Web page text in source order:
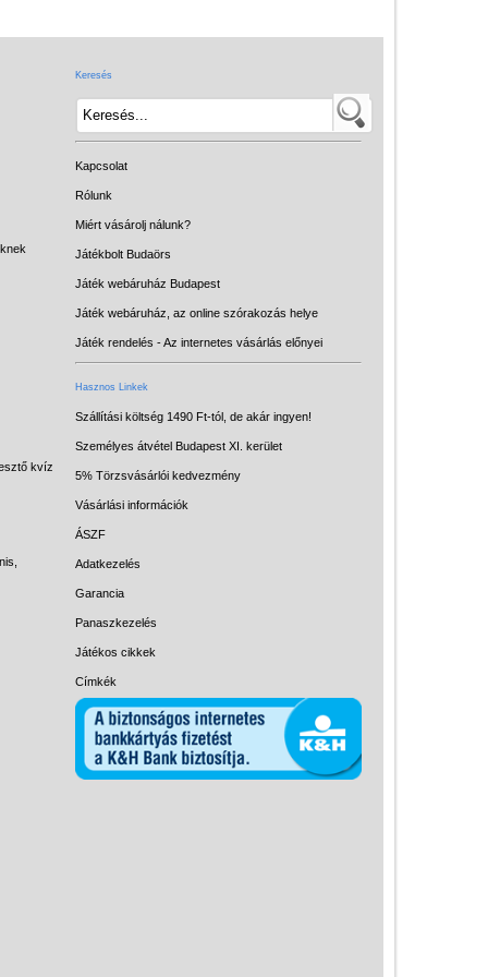
kvíz
Keresés
Kapcsolat
Rólunk
Miért vásárolj nálunk?
Játékbolt Budaörs
Játék webáruház Budapest
Játék webáruház, az online szórakozás helye
Játék rendelés - Az internetes vásárlás előnyei
Hasznos Linkek
Szállítási költség 1490 Ft-tól, de akár ingyen!
Személyes átvétel Budapest XI. kerület
5% Törzsvásárlói kedvezmény
Vásárlási információk
ÁSZF
Adatkezelés
Garancia
Panaszkezelés
Játékos cikkek
Címkék
Intelligens gyurma
Licenszes TOP
gyerekajándékok
LOGICO
LÜK
Papírszínház
Pixelhobby